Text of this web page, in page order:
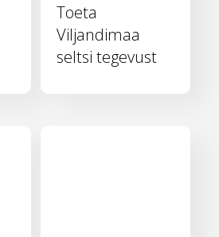
Toeta
Viljandimaa
seltsi tegevust